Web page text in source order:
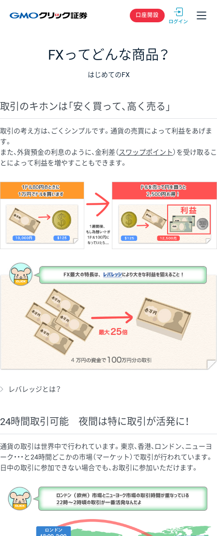
GMOクリック
口座開設
FXってどんな商品？
はじめてのFX
取引のキホンは「安く買って、高く売る」
取引の考え方は、ごくシンプルです。通貨の売買によって利益をあげま
す。
また、外貨預金の利息のように、金利差（スワップポイント）を受け取るこ
とによって利益を増やすこともできます。
レバレッジとは？
24時間取引可能 夜間は特に取引が活発に！
通貨の取引は世界中で行われています。東京、香港、ロンドン、ニューヨ
ーク・・・と24時間どこかの市場（マーケット）で取引が行われています。
日中の取引に参加できない場合でも、お取引に参加いただけます。